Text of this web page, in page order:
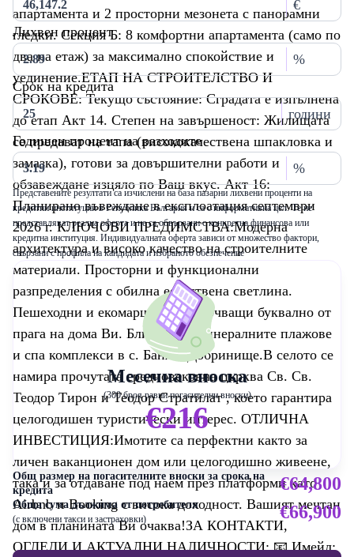
апартамента и 2 просторни мезонета с панорамни
гледки. Секция Б: 8 комфортни апартамента (само по
два на етаж) за максимално спокойствие и
уединение.ЕТАП НА СТРОИТЕЛСТВО И
СРОКОВЕ: Текущо състояние: Сградата е изпълнена
до етап Акт 14. Степен на завършеност: Жилищата
се предават на тапа (висококачествена шпакловка и
замазка), готови за довършителни работи и
обзавеждане изцяло по Ваш вкус. Акт 16:
Планирано въвеждане в експлоатация септември
2026 г. КЛЮЧОВИ ПРЕДИМСТВА:Модерна
архитектура и високо качество на строителните
материали. Просторни и функционални
разпределения с обилна естествена светлина.
Пешеходни и екомаршрути, започващи буквално от
прага на дома Ви. Близост до минералните плажове
и спа комплекси в с. Баня и Добринище.В селото се
намира прочутата средновековна църква Св. Св.
Теодор Тирон и Теодор Стратилат , което гарантира
целогодишен туристически интерес. ОТЛИЧНА
ИНВЕСТИЦИЯ:Имотите са перфектни както за
личен ваканционен дом или целогодишно живеене,
така и за отдаване под наем през платформи като
Airbnb и Booking с висока доходност. Вашият мечтан
дом в планината Ви очаква!ЗА КОНТАКТИ,
ОГЛЕДИ И АКТУАЛНИ НАЛИЧНОСТИ: 📧 Имейл:
€
Лихвен процент
%
Срок на кредита
години
Годишен процент на разходите
%
Представените резултати са изчислени на база пазарни лихвени проценти на
кредитни институции в Република България и са с информативна цел. Те не
представляват реална оферта и не са обвързани с конкретна финансова или
кредитна институция. Индивидуалната оферта зависи от множество фактори,
свързани с профила на кандидата и избраното обезпечение
Месечна вноска
(300 броя равни погасителни вноски)
€216
Общ размер на погасителните вноски за срока на
кредита
€64,800
Обща сума дължима от потребителя
(с включени такси и застраховки) €66,900